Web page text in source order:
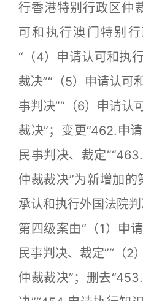
行香港特别行政区仲
可和执行澳门特别
“（4）申请认可和执
裁决”“（5）申请认可
事判决”“（6）申请认
裁决”；变更“462.申
民事判决、裁定
仲裁裁决”为新增加
承认和执行外国法院
第四级案由“（1）申
民事判决、裁定”“（2
仲裁裁决”；删去